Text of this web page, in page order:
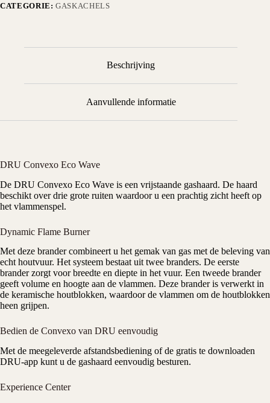
CATEGORIE:GASKACHELS
Beschrijving
Aanvullende informatie
DRU Convexo Eco Wave
De DRU Convexo Eco Wave is een vrijstaande gashaard. De haard
beschikt over drie grote ruiten waardoor u een prachtig zicht heeft op
het vlammenspel.
Dynamic Flame Burner
Met deze brander combineert u het gemak van gas met de beleving van
echt houtvuur. Het systeem bestaat uit twee branders. De eerste
brander zorgt voor breedte en diepte in het vuur. Een tweede brander
geeft volume en hoogte aan de vlammen. Deze brander is verwerkt in
de keramische houtblokken, waardoor de vlammen om de houtblokken
heen grijpen.
Bedien de Convexo van DRU eenvoudig
Met de meegeleverde afstandsbediening of de gratis te downloaden
DRU-app kunt u de gashaard eenvoudig besturen.
Experience Center